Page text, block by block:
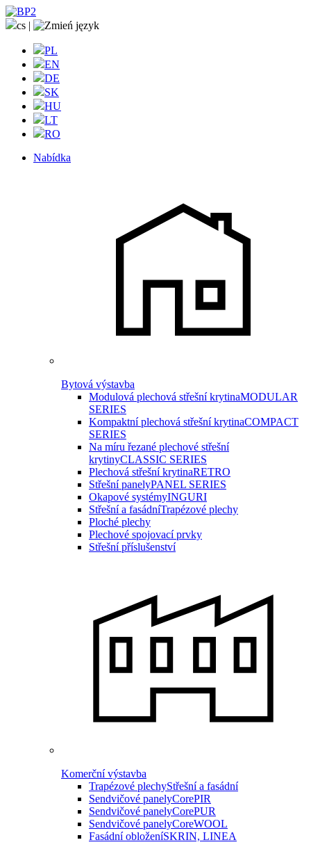
cs |
PL
EN
DE
SK
HU
LT
RO
Nabídka
Bytová výstavba
Modulová plechová střešní krytinaMODULAR
SERIES
Kompaktní plechová střešní krytinaCOMPACT
SERIES
Na míru řezané plechové střešní
krytinyCLASSIC SERIES
Plechová střešní krytinaRETRO
Střešní panelyPANEL SERIES
Okapové systémyINGURI
Střešní a fasádníTrapézové plechy
Ploché plechy
Plechové spojovací prvky
Střešní příslušenství
Komerční výstavba
Trapézové plechyStřešní a fasádní
Sendvičové panelyCorePIR
Sendvičové panelyCorePUR
Sendvičové panelyCoreWOOL
Fasádní obloženíSKRIN, LINEA